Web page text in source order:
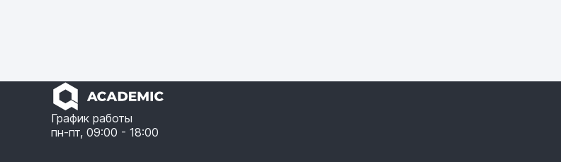
График работы
пн-пт, 09:00 - 18:00